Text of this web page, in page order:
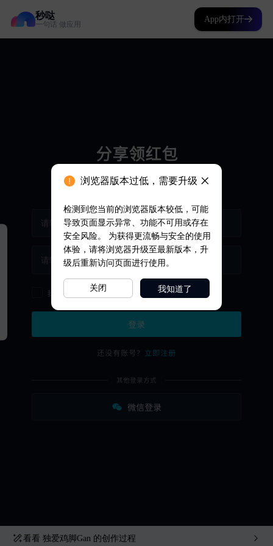
秒哒
一句话 做应用
App内打开
看看 独爱鸡脚Gan 的创作过程
浏览器版本过低，需要升级
检测到您当前的浏览器版本较低，可能
导致页面显示异常、功能不可用或存在
安全风险。 为获得更流畅与安全的使用
体验，请将浏览器升级至最新版本，升
级后重新访问页面进行使用。
关闭 我知道了